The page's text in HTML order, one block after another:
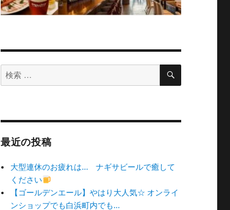
検
索
検
最近の投稿
大型連休のお疲れは… ナギサビールで癒して
ください
【ゴールデンエール】やはり大人気☆ オンライ
ンショップでも白浜町内でも…